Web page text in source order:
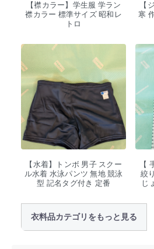
【襟カラー】学生服 学ラン
襟カラー 標準サイズ 昭和レ
トロ
【
寒
【水着】トンボ 男子 スクー
ル水着 水泳パンツ 無地 競泳
型 記名タグ付き 定番
【
絞
じ
衣料品カテゴリをもっと見る